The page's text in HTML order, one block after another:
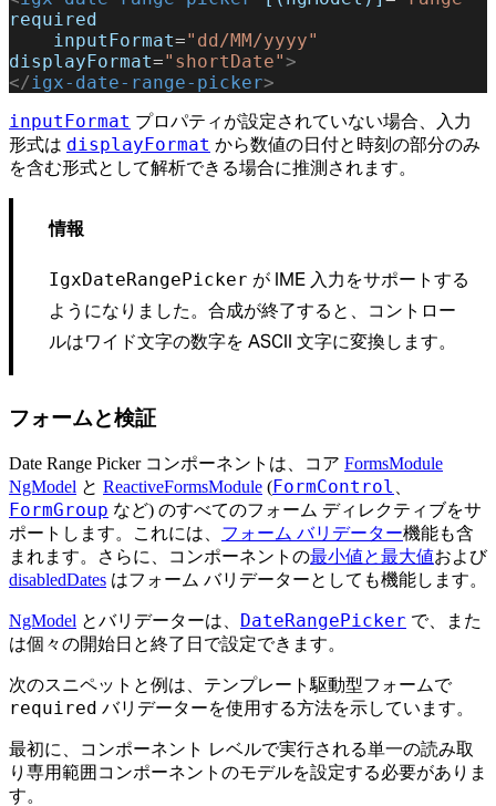
required
    inputFormat
="dd/MM/yyyy"
displayFormat="shortDate">
</ igx-date-range-picker>
inputFormat プロパティが設定されていない場合、入力
形式は displayFormat から数値の日付と時刻の部分のみ
を含む形式として解析できる場合に推測されます。
情報
IgxDateRangePicker が IME 入力をサポートする
ようになりました。合成が終了すると、コントロー
ルはワイド文字の数字を ASCII 文字に変換します。
フォームと検証
Date Range Picker コンポーネントは、コア FormsModule
NgModel と ReactiveFormsModule (FormControl
FormGroup など) のすべてのフォーム ディレクティブをサ
ポートします。これには、 フォーム バリデーター機能も含
まれます。さらに、コンポーネントの最小値と最大値および
disabledDates はフォーム バリデーターとしても機能します。
NgModel とバリデーターは、 DateRangePicker で、また
は個々の開始日と終了日で設定できます。
次のスニペットと例は、テンプレート駆動型フォームで
required バリデーターを使用する方法を示しています。
最初に、コンポーネント レベルで実行される単一の読み取
り専用範囲コンポーネントのモデルを設定する必要がありま
す。